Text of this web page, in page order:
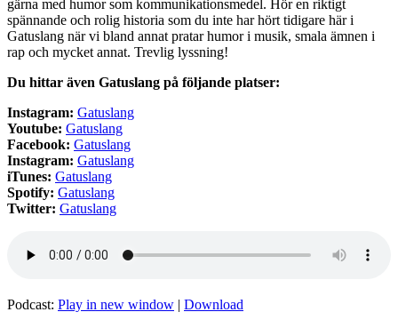
gärna med humor som kommunikationsmedel. Hör en riktigt
spännande och rolig historia som du inte har hört tidigare här i
Gatuslang när vi bland annat pratar humor i musik, smala ämnen i
rap och mycket annat. Trevlig lyssning!
Du hittar även Gatuslang på följande platser:
Instagram: Gatuslang
Youtube: Gatuslang
Facebook: Gatuslang
Instagram: Gatuslang
iTunes: Gatuslang
Spotify: Gatuslang
Twitter: Gatuslang
Podcast: Play in new window | Download